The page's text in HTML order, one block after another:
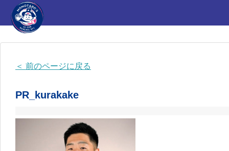
＜ 前のページに戻る
PR_kurakake